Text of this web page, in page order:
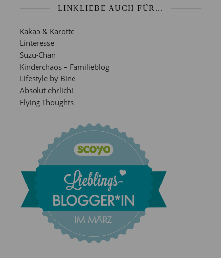
LINKLIEBE AUCH FÜR...
Kakao & Karotte
Linteresse
Suzu-Chan
Kinderchaos – Familieblog
Lifestyle by Bine
Absolut ehrlich!
Flying Thoughts